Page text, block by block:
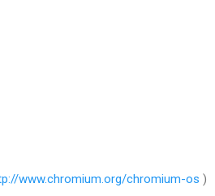
www.chromium.org/chromium-os )